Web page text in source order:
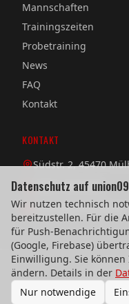
Mannschaften
Trainingszeiten
Probetraining
News
FAQ
Kontakt
KONTAKT
Südstr. 2, 45470
0208 / 38 08 58
verein@union09.de
©2026
Impressum
Webdesign &
Datenschutz auf
Wir nutzen technisch
bereitzustellen. Für die
für Push-
(Google, Firebase)
Einwilligung. Sie
ändern. Details in der
Nur notwendige